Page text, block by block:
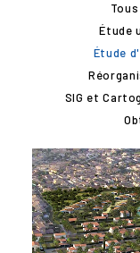
Tous
Étude
Étude
SIG et